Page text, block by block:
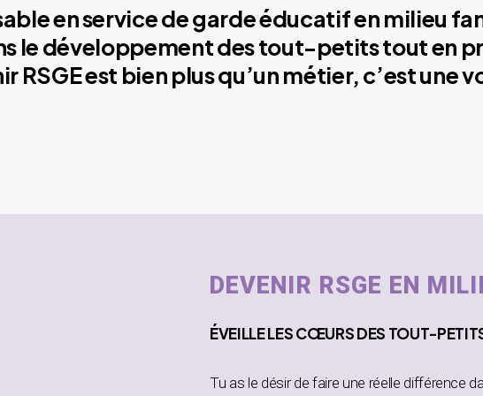
en service de garde éducatif en milieu
le développement des tout-petits tout en
RSGE est bien plus qu’un métier, c’est
DEVENIR RSGE EN
ÉVEILLELES CŒURS DES TOUT-
Tu as le désir de faire une réelle différence